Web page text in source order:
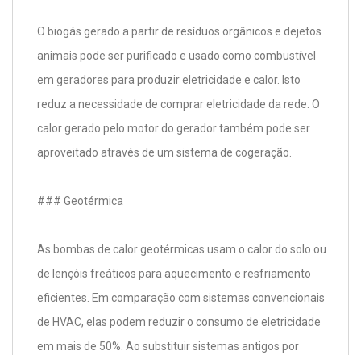
O biogás gerado a partir de resíduos orgânicos e dejetos
animais pode ser purificado e usado como combustível
em geradores para produzir eletricidade e calor. Isto
reduz a necessidade de comprar eletricidade da rede. O
calor gerado pelo motor do gerador também pode ser
aproveitado através de um sistema de cogeração.
### Geotérmica
As bombas de calor geotérmicas usam o calor do solo ou
de lençóis freáticos para aquecimento e resfriamento
eficientes. Em comparação com sistemas convencionais
de HVAC, elas podem reduzir o consumo de eletricidade
em mais de 50%. Ao substituir sistemas antigos por